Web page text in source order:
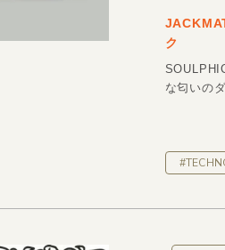
ク
な匂いの